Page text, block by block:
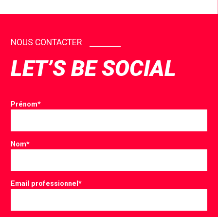
NOUS CONTACTER
LET’S BE SOCIAL
Prénom*
Nom*
Email professionnel*